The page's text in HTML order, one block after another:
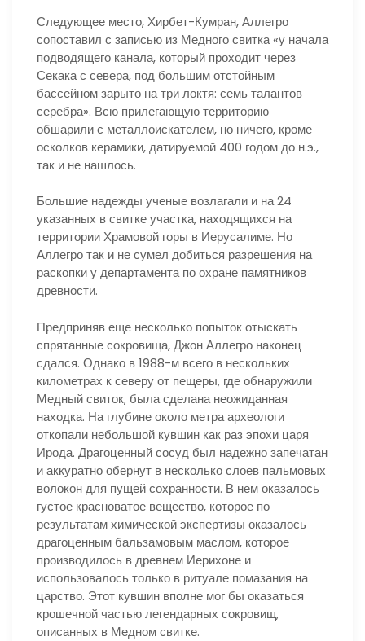
Следующее место, Хирбет-Кумран, Аллегро
сопоставил с записью из Медного свитка «у начала
подводящего канала, который проходит через
Секака с севера, под большим отстойным
бассейном зарыто на три локтя: семь талантов
серебра». Всю прилегающую территорию
обшарили с металлоискателем, но ничего, кроме
осколков керамики, датируемой 400 годом до н.э.,
так и не нашлось.
Большие надежды ученые возлагали и на 24
указанных в свитке участка, находящихся на
территории Храмовой горы в Иерусалиме. Но
Аллегро так и не сумел добиться разрешения на
раскопки у департамента по охране памятников
древности.
Предприняв еще несколько попыток отыскать
спрятанные сокровища, Джон Аллегро наконец
сдался. Однако в 1988-м всего в нескольких
километрах к северу от пещеры, где обнаружили
Медный свиток, была сделана неожиданная
находка. На глубине около метра археологи
откопали небольшой кувшин как раз эпохи царя
Ирода. Драгоценный сосуд был надежно запечатан
и аккуратно обернут в несколько слоев пальмовых
волокон для пущей сохранности. В нем оказалось
густое красноватое вещество, которое по
результатам химической экспертизы оказалось
драгоценным бальзамовым маслом, которое
производилось в древнем Иерихоне и
использовалось только в ритуале помазания на
царство. Этот кувшин вполне мог бы оказаться
крошечной частью легендарных сокровищ,
описанных в Медном свитке.